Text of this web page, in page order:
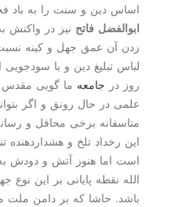
اساس دین و سنت را به باد
ابوالفضل فاتح نیز در واكنش
زدن آن عمق جهل و كینه
لباس تبلیغ دین و با
روز در جامعه ما گویی مقدس
علمی در حال رونق و اگر
متاسفانه برخی محافل و
این رخداد تلخ و
است اما هنوز آتش و دودش
الله نقطه پایانی بر این
باشد. حاشا كه بر دامن ملت